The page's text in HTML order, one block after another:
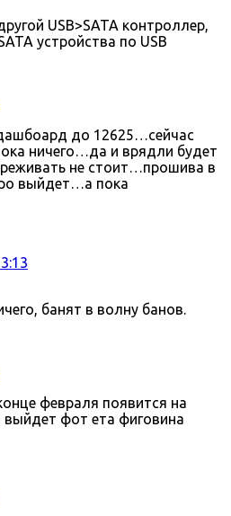
USB>SATA контроллер,
устройства по USB
до 12625…сейчас
ничего…да и врядли будет
не стоит…прошива в
выйдет…а пока
банят в волну банов.
февраля появится на
выйдет фот ета фиговина